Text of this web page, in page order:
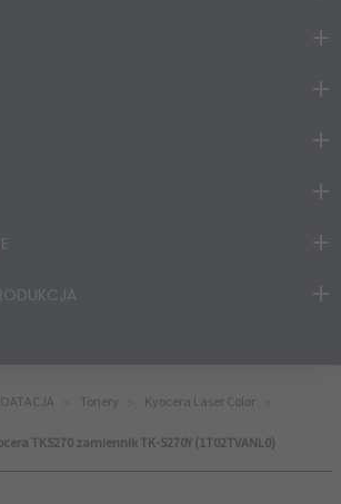
Tonery Kyocera Laser Color
TK5270 zamiennik TK-5270Y (1T02TVANL0)